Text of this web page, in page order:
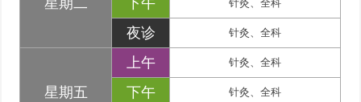
星期二 下午 针灸、全科
夜诊 针灸、全科
星期五
上午 针灸、全科
下午 针灸、全科